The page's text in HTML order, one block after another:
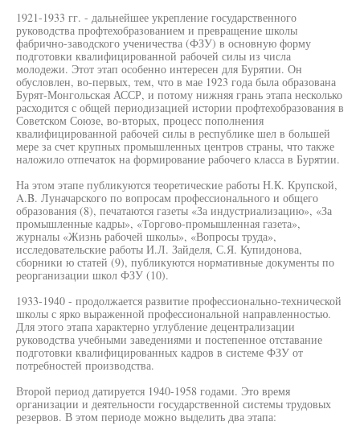
1921-1933 гг. - дальнейшее укрепление государственного
руководства профтехобразованием и превращение школы
фабрично-заводского ученичества (ФЗУ) в основную форму
подготовки квалифицированной рабочей силы из числа
молодежи. Этот этап особенно интересен для Бурятии. Он
обусловлен, во-первых, тем, что в мае 1923 года была образована
Бурят-Монгольская АССР, и потому нижняя грань этапа несколько
расходится с общей периодизацией истории профтехобразования в
Советском Союзе, во-вторых, процесс пополнения
квалифицированной рабочей силы в республике шел в большей
мере за счет крупных промышленных центров страны, что также
наложило отпечаток на формирование рабочего класса в Бурятии.
На этом этапе публикуются теоретические работы Н.К. Крупской,
A.B. Луначарского по вопросам профессионального и общего
образования (8), печатаются газеты «За индустриализацию», «За
промышленные кадры», «Торгово-промышленная газета»,
журналы «Жизнь рабочей школы», «Вопросы труда»,
исследовательские работы И.Л. Зайделя, С.Я. Купидонова,
сборники ю статей (9), публикуются нормативные документы по
реорганизации школ ФЗУ (10).
1933-1940 - продолжается развитие профессионально-технической
школы с ярко выраженной профессиональной направленностью.
Для этого этапа характерно углубление децентрализации
руководства учебными заведениями и постепенное отставание
подготовки квалифицированных кадров в системе ФЗУ от
потребностей производства.
Второй период датируется 1940-1958 годами. Это время
организации и деятельности государственной системы трудовых
резервов. В этом периоде можно выделить два этапа: